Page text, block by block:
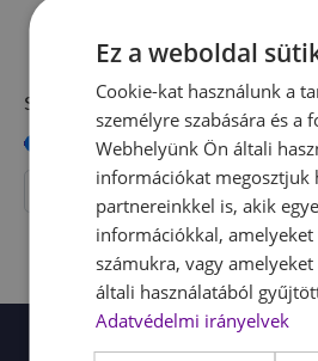
Szűrés ár alapján
Ez a weboldal
Cookie-kat használunk a
személyre szabására és a
Webhelyünk Ön általi
információkat megosztjuk
partnereinkkel is, akik
információkkal,
számukra, vagy
általi használatából
Adatvédelmi irányelvek